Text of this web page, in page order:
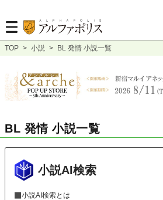
TOP > 小説 > BL 発情 小説一覧
BL 発情 小説一覧
小説AI検索
小説AI検索とは